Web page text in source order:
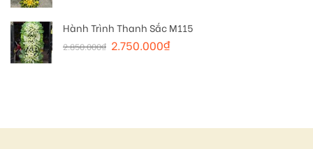
Hành Trình Thanh Sắc M115
2.850.000₫ 2.750.000₫